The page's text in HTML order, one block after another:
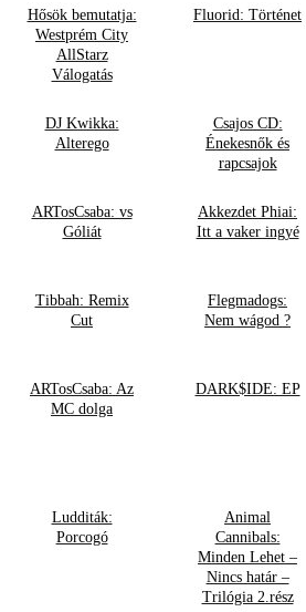
Hősök bemutatja:
Westprém City
AllStarz
Válogatás
Fluorid: Történet
DJ Kwikka:
Alterego
Csajos CD:
Énekesnők és
rapcsajok
ARTosCsaba: vs
Góliát
Akkezdet Phiai:
Itt a vaker ingyé
Tibbah: Remix
Cut
Flegmadogs:
Nem wágod ?
ARTosCsaba: Az
MC dolga
DARK$IDE: EP
Ludditák:
Porcogó
Animal
Cannibals:
Minden Lehet –
Nincs határ –
Trilógia 2.rész